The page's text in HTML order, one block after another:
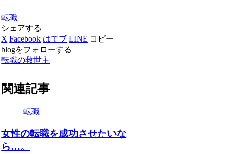
転職
シェアする
X Facebook はてブ LINE コピー
blogをフォローする
転職の救世主
関連記事
転職
女性の転職を成功させたいな
ら…。